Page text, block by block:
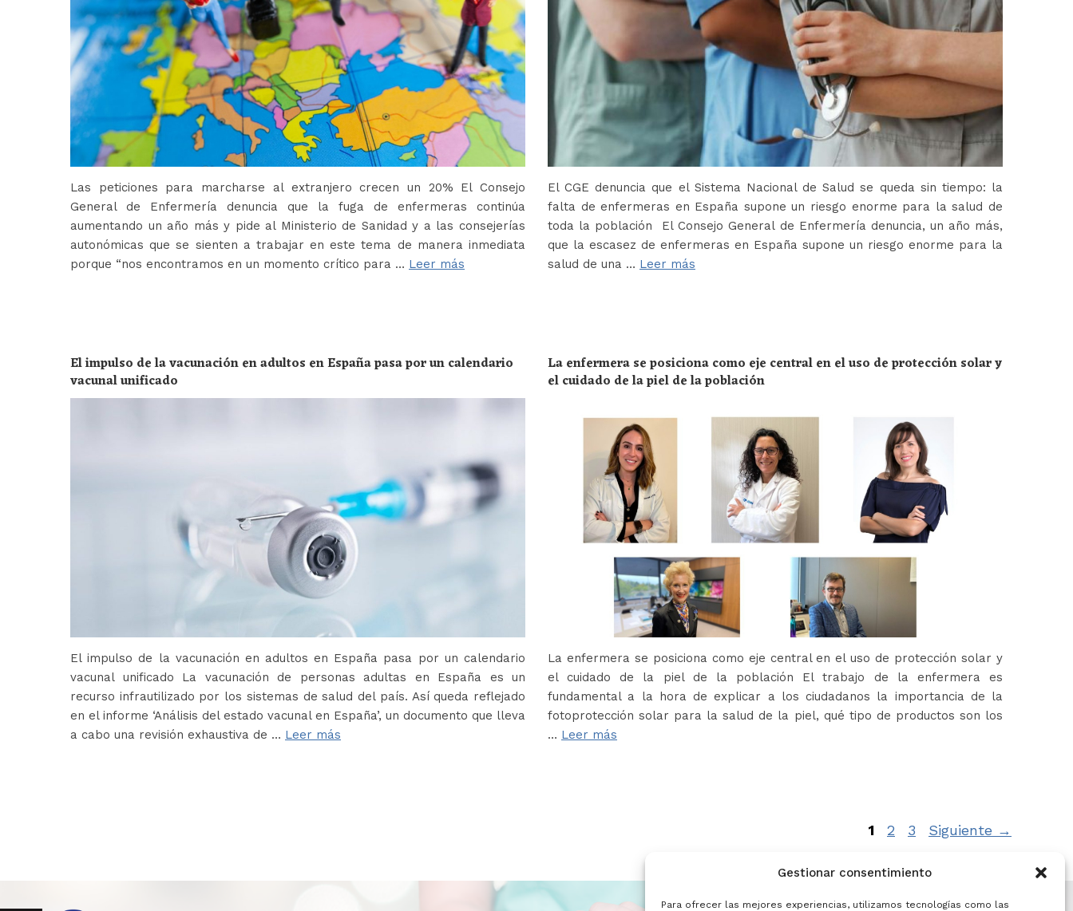
Gestionar consentimiento
Para ofrecer las mejores experiencias, utilizamos tecnologías como las
Las peticiones para marcharse al extranjero crecen un 20% El Consejo
General de Enfermería denuncia que la fuga de enfermeras continúa
aumentando un año más y pide al Ministerio de Sanidad y a las consejerías
autonómicas que se sienten a trabajar en este tema de manera inmediata
porque “nos encontramos en un momento crítico para … Leer más
El CGE denuncia que el Sistema Nacional de Salud se queda sin tiempo: la
falta de enfermeras en España supone un riesgo enorme para la salud de
toda la población El Consejo General de Enfermería denuncia, un año más,
que la escasez de enfermeras en España supone un riesgo enorme para la
salud de una … Leer más
El impulso de la vacunación en adultos en España pasa por un calendario
vacunal unificado
El impulso de la vacunación en adultos en España pasa por un calendario
vacunal unificado La vacunación de personas adultas en España es un
recurso infrautilizado por los sistemas de salud del país. Así queda reflejado
en el informe ‘Análisis del estado vacunal en España’, un documento que lleva
a cabo una revisión exhaustiva de … Leer más
La enfermera se posiciona como eje central en el uso de protección solar y
el cuidado de la piel de la población
La enfermera se posiciona como eje central en el uso de protección solar y
el cuidado de la piel de la población El trabajo de la enfermera es
fundamental a la hora de explicar a los ciudadanos la importancia de la
fotoprotección solar para la salud de la piel, qué tipo de productos son los
… Leer más
Página
1 Página
2 Página
3 Siguiente →